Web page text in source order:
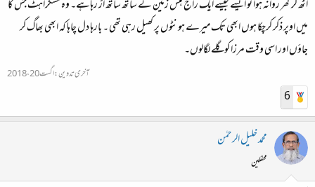
اٹھ کر گھر روانہ ہوا تو ایسے جیسے ایک راج ہنس زمین کے ساتھ ساتھ اُڑ رہاہے۔ وہ مسکراہٹ جس کا
میں اوپر ذکر کرچکا ہوں ابھی تک میرے ہونٹوں پر کھیل رہی تھی ۔ بارہا دل چاہا کہ ابھی بھاگ کر
جاؤں اور اسی وقت مرزا کو گلے لگالوں۔
آخری تدوین:اگست 20، 2018
6
محمد خلیل الرحمٰن
محفلین